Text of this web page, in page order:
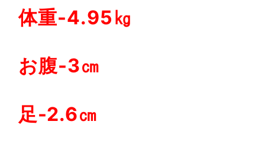
体重-4.95㎏
お腹-3㎝
足-2.6㎝